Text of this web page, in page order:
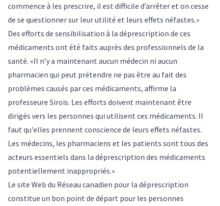
commence à les prescrire, il est difficile d’arrêter et on cesse
de se questionner sur leur utilité et leurs effets néfastes.»
Des efforts de sensibilisation à la déprescription de ces
médicaments ont été faits auprès des professionnels de la
santé. «Il n’y a maintenant aucun médecin ni aucun
pharmacien qui peut prétendre ne pas être au fait des
problèmes causés par ces médicaments, affirme la
professeure Sirois. Les efforts doivent maintenant être
dirigés vers les personnes qui utilisent ces médicaments. Il
faut qu'elles prennent conscience de leurs effets néfastes.
Les médecins, les pharmaciens et les patients sont tous des
acteurs essentiels dans la déprescription des médicaments
potentiellement inappropriés.»
Le site Web du Réseau canadien pour la déprescription
constitue un bon point de départ pour les personnes